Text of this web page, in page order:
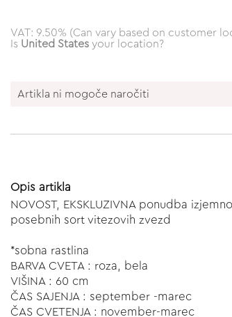
VAT: 9.50% (Can vary based on customer
Is United States your location?
Artikla ni mogoče naročiti
Opis artikla
NOVOST, EKSKLUZIVNA ponudba
posebnih sort vitezovih zvezd
*sobna rastlina
BARVA CVETA : roza, bela
VIŠINA : 60 cm
ČAS SAJENJA : september -marec
ČAS CVETENJA : november-marec